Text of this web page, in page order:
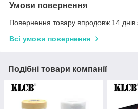
Умови повернення
Повернення товару впродовж 14 днів
Всі умови повернення
Подібні товари компанії